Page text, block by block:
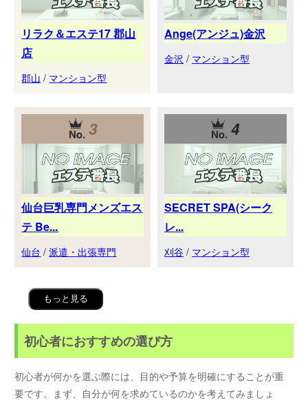
リラク＆エステ17 郡山
店
郡山 / マンション型
Ange(アンジュ)金沢
金沢 / マンション型
3
仙台巨乳専門メンズエス
テ Be...
仙台 /派遣・出張専門
4
SECRET SPA(シーク
レ...
刈谷 / マンション型
もっと見る
初心者におすすめの選び方
初心者が何かを選ぶ際には、目的や予算を明確にすることが重
要です。まず、自分が何を求めているのかを考えてみましょ